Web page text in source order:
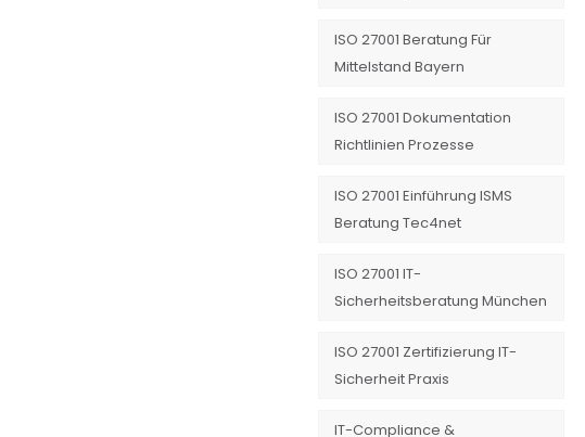
ISO 27001 Beratung Für
Mittelstand Bayern
ISO 27001 Dokumentation
Richtlinien Prozesse
ISO 27001 Einführung ISMS
Beratung Tec4net
ISO 27001 IT-
Sicherheitsberatung München
ISO 27001 Zertifizierung IT-
Sicherheit Praxis
IT-Compliance &